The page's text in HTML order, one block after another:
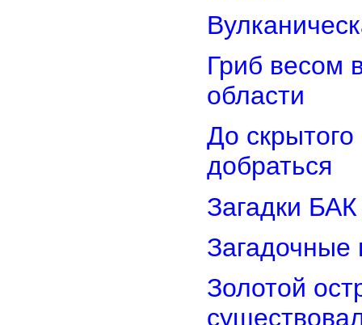
Гриб весом
области
До
добраться
Загадки
Загадочные
Золотой